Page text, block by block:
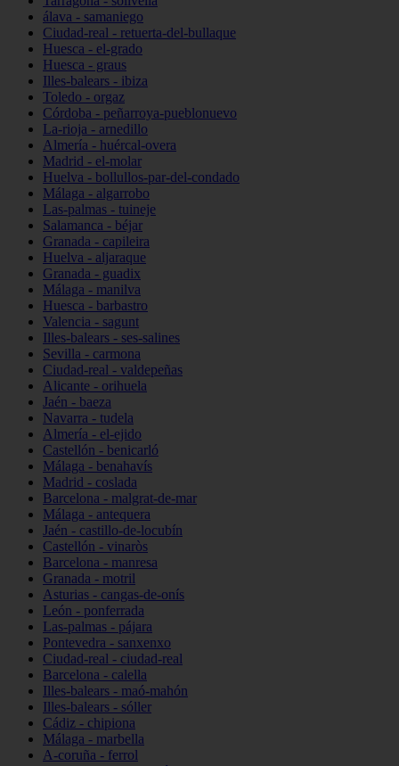
álava - samaniego
Ciudad-real - retuerta-del-bullaque
Huesca - el-grado
Huesca - graus
Illes-balears - ibiza
Toledo - orgaz
Córdoba - peñarroya-pueblonuevo
La-rioja - arnedillo
Almería - huércal-overa
Madrid - el-molar
Huelva - bollullos-par-del-condado
Málaga - algarrobo
Las-palmas - tuineje
Salamanca - béjar
Granada - capileira
Huelva - aljaraque
Granada - guadix
Málaga - manilva
Huesca - barbastro
Valencia - sagunt
Illes-balears - ses-salines
Sevilla - carmona
Ciudad-real - valdepeñas
Alicante - orihuela
Jaén - baeza
Navarra - tudela
Almería - el-ejido
Castellón - benicarló
Málaga - benahavís
Madrid - coslada
Barcelona - malgrat-de-mar
Málaga - antequera
Jaén - castillo-de-locubín
Castellón - vinaròs
Barcelona - manresa
Granada - motril
Asturias - cangas-de-onís
León - ponferrada
Las-palmas - pájara
Pontevedra - sanxenxo
Ciudad-real - ciudad-real
Barcelona - calella
Illes-balears - maó-mahón
Illes-balears - sóller
Cádiz - chipiona
Málaga - marbella
A-coruña - ferrol